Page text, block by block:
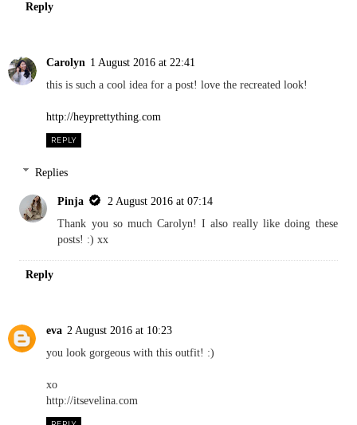
Reply
Carolyn 1 August 2016 at 22:41
this is such a cool idea for a post! love the recreated look!
http://heyprettything.com
REPLY
Replies
Pinja
2 August 2016 at 07:14
Thank you so much Carolyn! I also really like doing these
posts! :) xx
Reply
eva 2 August 2016 at 10:23
you look gorgeous with this outfit! :)
xo
http://itsevelina.com